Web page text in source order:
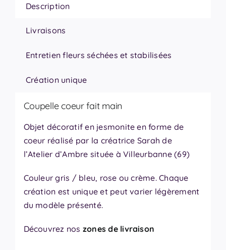
Description
Livraisons
Entretien fleurs séchées et stabilisées
Création unique
Coupelle coeur fait main
Objet décoratif en jesmonite en forme de
coeur réalisé par la créatrice Sarah de
l’Atelier d’Ambre située à Villeurbanne (69)
Couleur gris / bleu, rose ou crème. Chaque
création est unique et peut varier légèrement
du modèle présenté.
Découvrez nos zones de livraison